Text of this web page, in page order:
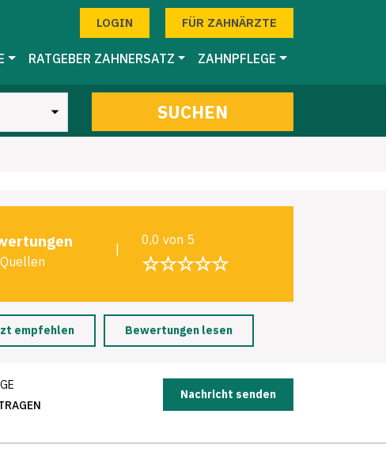
LOGIN FÜR ZAHNÄRZTE
RATGEBER ZAHNERSATZ ZAHNPFLEGE
SUCHEN
0,0 von 5
☆☆☆☆☆
empfehlen Bewertungen lesen
Nachricht senden